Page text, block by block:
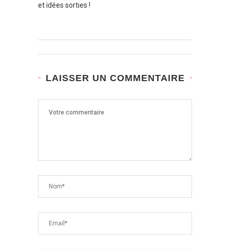
et idées sorties !
LAISSER UN COMMENTAIRE